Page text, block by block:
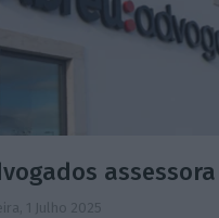
1 Julho 2025